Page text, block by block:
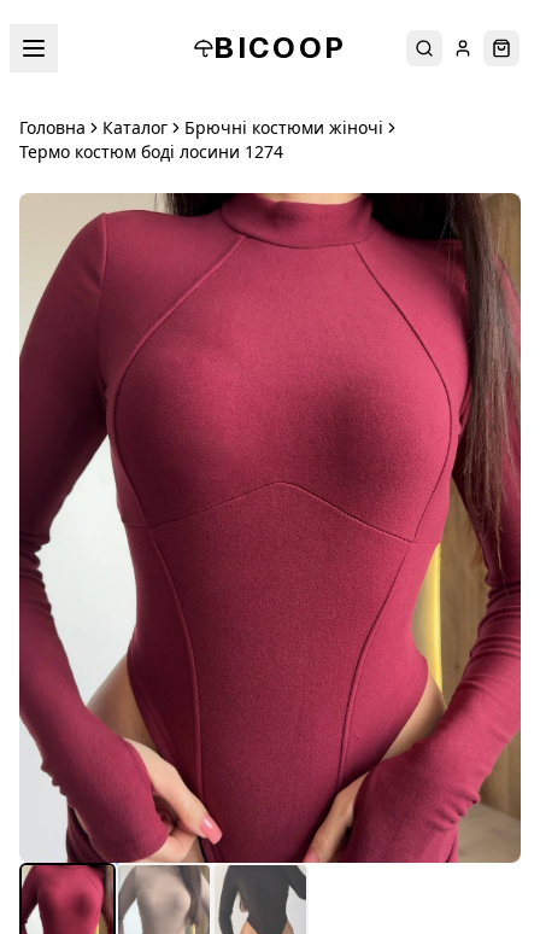
BICOOP ПошукУвійти
Головна Каталог
Брючні костюми жіночі
Термо костюм боді лосини 1274